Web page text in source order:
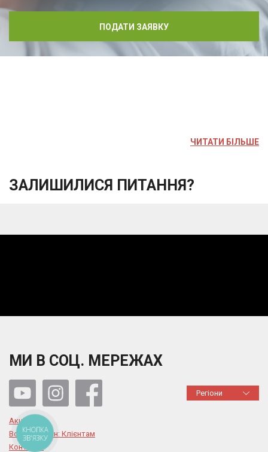
ПОДАТИ ЗАЯВКУ
ЧИТАТИ БІЛЬШЕ
ЗАЛИШИЛИСЯ ПИТАННЯ?
МИ В СОЦ. МЕРЕЖАХ
Регіони
Акції
Воєнний стан: Клієнтам
Контакти
КНОПКА
ЗВ'ЯЗКУ